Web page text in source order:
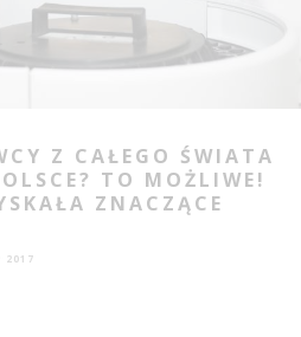
Z CAŁEGO ŚWIATA
TO MOŻLIWE!
ZNACZĄCE
2017